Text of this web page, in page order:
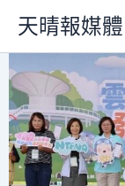
主
要
內
容
天晴報媒體